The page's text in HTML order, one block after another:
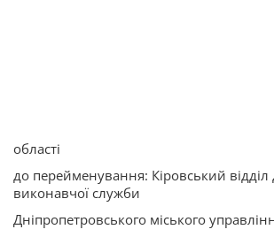
області
до перейменування: Кіровський відділ
виконавчої служби
Дніпропетровського міського